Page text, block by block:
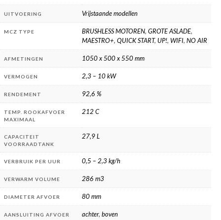
UITVOERING Vrijstaande modellen
MCZ TYPE BRUSHLESS MOTOREN, GROTE ASLADE,
MAESTRO+, QUICK START, UP!, WIFI, NO AIR
AFMETINGEN 1050 x 500 x 550 mm
VERMOGEN 2,3 – 10 kW
RENDEMENT 92,6 %
TEMP. ROOKAFVOER
MAXIMAAL
212 C
CAPACITEIT
VOORRAADTANK
27,9 L
VERBRUIK PER UUR 0,5 – 2,3 kg/h
VERWARM VOLUME 286 m3
DIAMETER AFVOER 80 mm
AANSLUITING AFVOER achter, boven